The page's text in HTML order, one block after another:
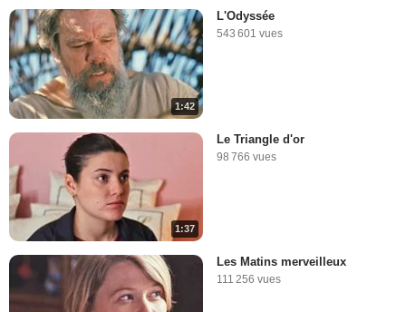
1:42
L'Odyssée
543 601 vues
1:37
Le Triangle d'or
98 766 vues
Les Matins merveilleux
111 256 vues